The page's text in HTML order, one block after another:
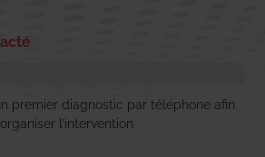
premier diagnostic par téléphone afin
l’intervention